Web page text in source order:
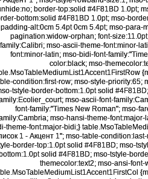
border-top:solid #4F81BD 1.0pt;
bottom:solid #4F81BD 1.0pt; mso-
padding-alt:0cm 5.4pt 0cm 5.4pt; mso-para-
pagination:widow-orphan; font-
family:Calibri; mso-ascii-theme-font:minor-
font:minor-latin; mso-bidi-font-
color:black; mso-
condition:first-row; mso-style-priority:65;
tstyle-border-bottom:1.0pt solid
mso-ascii-font-
font-family:"Times New Roman"; mso-
mso-hansi-theme-
theme-font:major-bidi;}
1 - Акцент 1"; mso-table-
border-top:1.0pt solid #4F81BD; mso-
bottom:1.0pt solid #4F81BD; mso-tstyle-
themecolor:text2; mso-ansi-